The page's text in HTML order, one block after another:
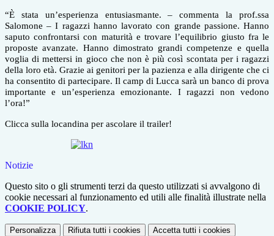
“È stata un’esperienza entusiasmante. – commenta la prof.ssa
Salomone – I ragazzi hanno lavorato con grande passione. Hanno
saputo confrontarsi con maturità e trovare l’equilibrio giusto fra le
proposte avanzate. Hanno dimostrato grandi competenze e quella
voglia di mettersi in gioco che non è più così scontata per i ragazzi
della loro età. Grazie ai genitori per la pazienza e alla dirigente che ci
ha consentito di partecipare. Il camp di Lucca sarà un banco di prova
importante e un’esperienza emozionante. I ragazzi non vedono
l’ora!”
Clicca sulla locandina per ascolare il trailer!
Notizie
Questo sito o gli strumenti terzi da questo utilizzati si avvalgono di
cookie necessari al funzionamento ed utili alle finalità illustrate nella
COOKIE POLICY.
Personalizza Rifiuta tutti i cookies Accetta tutti i cookies